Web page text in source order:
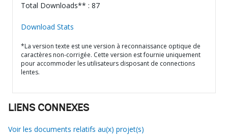
Total Downloads** : 87
Download Stats
*La version texte est une version à reconnaissance optique de
caractères non-corrigée. Cette version est fournie uniquement
pour accommoder les utilisateurs disposant de connections
lentes.
LIENS CONNEXES
Voir les documents relatifs au(x) projet(s)